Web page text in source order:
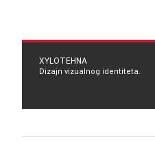
XYLOTEHNA
Dizajn vizualnog identiteta.